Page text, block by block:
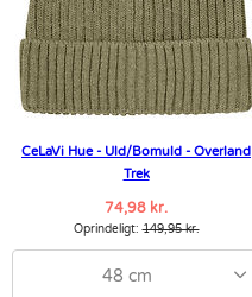
CeLaVi Hue - Uld/Bomuld - Overland
Trek
74,98 kr.
Oprindeligt:149,95 kr.
48 cm